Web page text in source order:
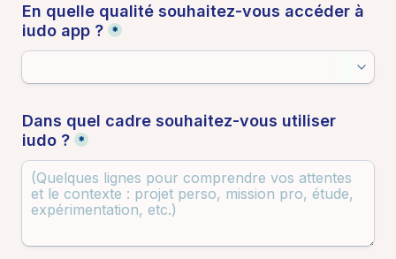
En quelle qualité souhaitez-vous accéder à
iudo app ? *
Dans quel cadre souhaitez-vous utiliser
iudo ? *